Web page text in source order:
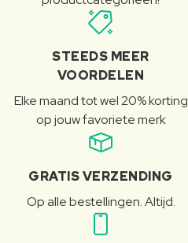
STEEDS MEER
VOORDELEN
Elke maand tot wel 20% korting
op jouw favoriete merk
GRATIS VERZENDING
Op alle bestellingen. Altijd.